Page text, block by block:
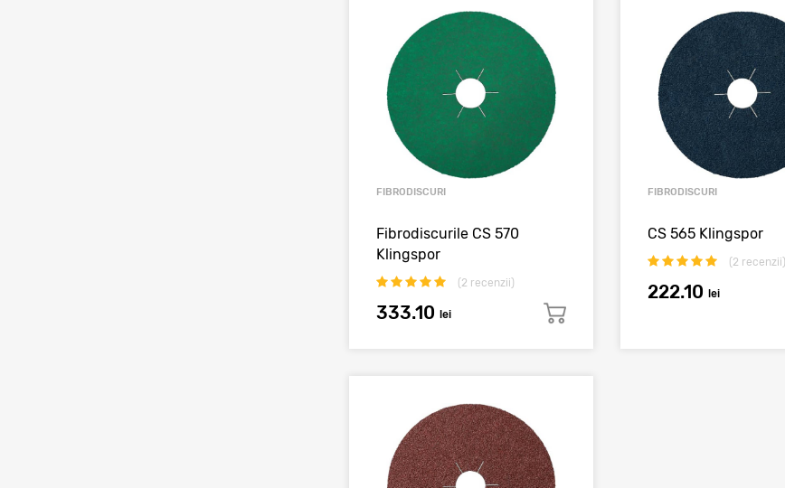
FIBRODISCURI
Fibrodiscurile CS 570
Klingspor
(2 recenzii)
333.10 lei
FIBRODISCURI
CS 565 Klingspor
(2 recenzii)
222.10lei